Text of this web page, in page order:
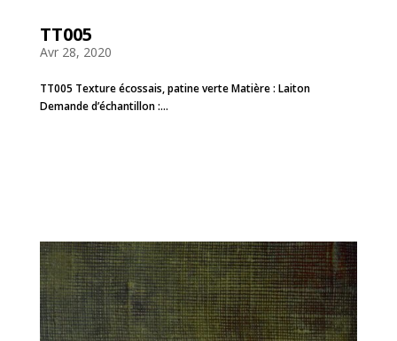
TT005
Avr 28, 2020
TT005 Texture écossais, patine verte Matière : Laiton
Demande d’échantillon :...